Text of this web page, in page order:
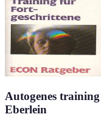
Autogenes
Eberlein